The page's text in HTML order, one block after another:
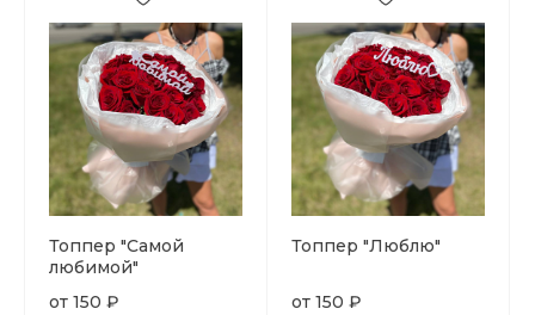
Топпер "Самой
любимой"
150 ₽
Топпер "Люблю"
150 ₽